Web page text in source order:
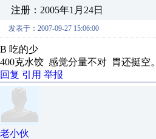
注册：2005年1月24日
发表于：2007-09-27 15:06:00
B 吃的少
400克水饺 感觉分量不对 胃还挺空。
回复 引用 举报
老小伙